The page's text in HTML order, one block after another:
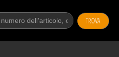
TROVA